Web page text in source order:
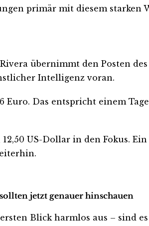
primär mit diesem starken
übernimmt den Posten
Intelligenz voran.
Euro. Das entspricht einem
US-Dollar in den Fokus.
jetzt genauer hinschauen
Blick harmlos aus – sind